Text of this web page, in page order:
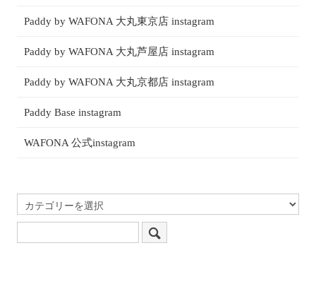
Paddy by WAFONA 大丸東京店 instagram
Paddy by WAFONA 大丸芦屋店 instagram
Paddy by WAFONA 大丸京都店 instagram
Paddy Base instagram
WAFONA 公式instagram